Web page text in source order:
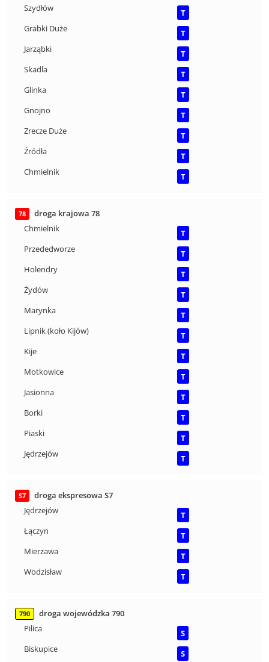
Szydłów
T
Grabki Duże
T
Jarząbki
T
Skadla
T
Glinka
T
Gnojno
T
Zrecze Duże
T
Źródła
T
Chmielnik
T
78
droga krajowa 78
Chmielnik
T
Przededworze
T
Holendry
T
Żydów
T
Marynka
T
Lipnik (koło Kijów)
T
Kije
T
Motkowice
T
Jasionna
T
Borki
T
Piaski
T
Jędrzejów
T
S7
droga ekspresowa S7
Jędrzejów
T
Łączyn
T
Mierzawa
T
Wodzisław
T
790
droga wojewódzka 790
Pilica
S
Biskupice
S